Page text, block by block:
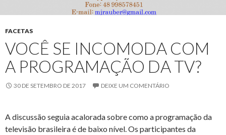
FACETAS
VOCÊ SE INCOMODA COM
A PROGRAMAÇÃO DA TV?
30 DE SETEMBRO DE 2017 DEIXE UM COMENTÁRIO
A discussão seguia acalorada sobre como a programação da
televisão brasileira é de baixo nível. Os participantes da